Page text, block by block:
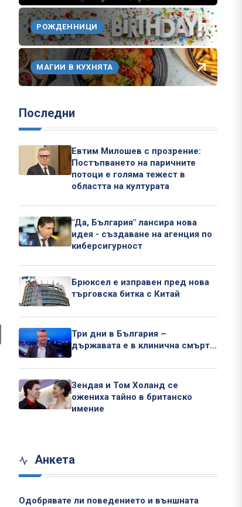
РОЖДЕННИЦИ
МАГИИ В КУХНЯТА
Последни
Евтим Милошев с прозрение:
Постъпването на паричните
потоци е голяма тежест в
областта на културата
"Да, България" лансира нова
идея - създаване на агенция по
киберсигурност
Брюксел е изправен пред нова
търговска битка с Китай
Три дни в България –
държавата е в клинична смърт…
Зендая и Том Холанд се
ожениха тайно в британско
имение
Анкета
Одобрявате ли поведението и външната